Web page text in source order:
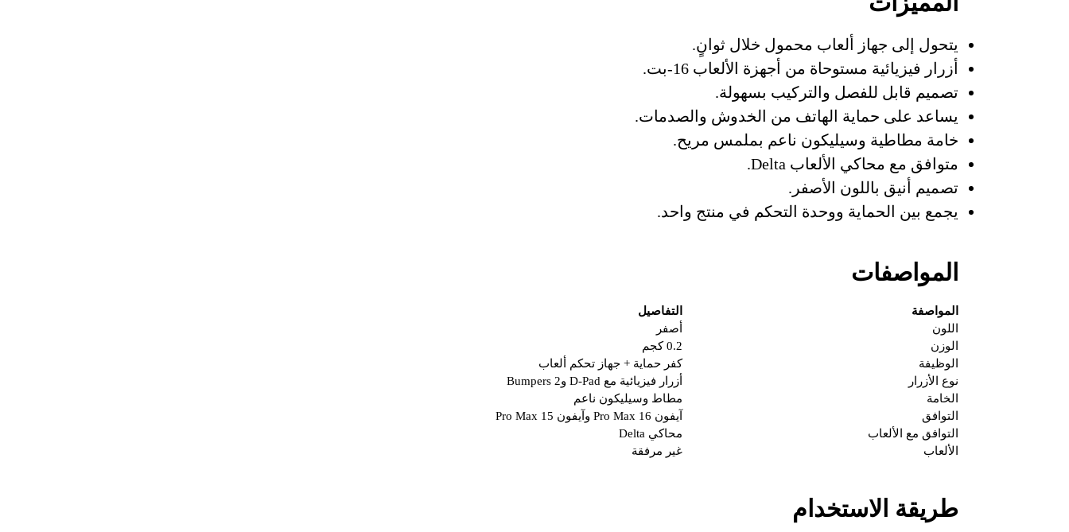
يتحول إلى جهاز ألعاب محمول خلال ثوانٍ.
أزرار فيزيائية مستوحاة من أجهزة الألعاب 16-بت.
تصميم قابل للفصل والتركيب بسهولة.
يساعد على حماية الهاتف من الخدوش والصدمات.
خامة مطاطية وسيليكون ناعم بملمس مريح.
متوافق مع محاكي الألعاب Delta.
تصميم أنيق باللون الأصفر.
يجمع بين الحماية ووحدة التحكم في منتج واحد.
المواصفات
المواصفة
التفاصيل
اللون
أصفر
الوزن
0.2 كجم
الوظيفة
كفر حماية + جهاز تحكم ألعاب
نوع الأزرار
أزرار فيزيائية مع D-Pad و2 Bumpers
الخامة
مطاط وسيليكون ناعم
التوافق
آيفون 16 Pro Max وآيفون 15 Pro Max
التوافق مع الألعاب
محاكي Delta
الألعاب
غير مرفقة
طريقة الاستخدام